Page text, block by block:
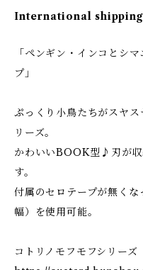
International
「ペンギン・インコとシ
プ」
ぷっくり小鳥たちがスヤ
リーズ。
かわいいBOOK型♪刃が収
す。
付属のセロテープが無く
幅）を使用可能。
コトリノモフモフシリーズ